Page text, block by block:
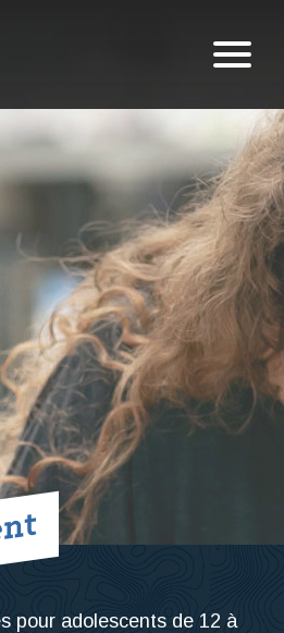
pour adolescents de 12 à